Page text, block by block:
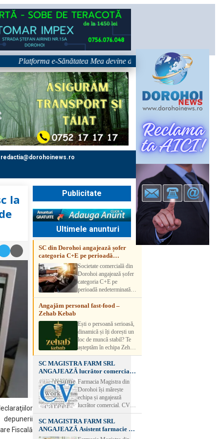
Platforma e-Sănătatea Mea devine disponibilă pe 1 septembrie:
redactia@dorohoinews.ro
la
Fiscală
Publicitate
Ultimele anunturi
SC din Dorohoi angajează șofer
categoria C+E pe perioadă
nedeterminatăSocietate comercială din
Dorohoi angajează șofer
categoria C+E pe
perioadă nedeterminată.
Candidatul trebuie să
aibă experiență și atestat
detalii, vă rog să sunați la
numărul de telefon.
Angajăm personal fast-food –
Zehab Kebab
Ești o persoană serioasă,
dinamică și îți dorești un
loc de muncă stabil? Te
așteptăm în echipa Zehab
Kebab! Posturi
disponibile: -
SHAORMAR AJUTOR
BUCATAR 2/posturi -
LUCRATOR
COMERCIAL
VANZATOR /2 posturi
muncă Program flexibil
Salariu motivant, în
funcție de experienț
SC MAGISTRA FARM SRL
ANGAJEAZĂ lucrător comercial –
DOROHOI
Farmacia Magistra din
Dorohoi își mărește
echipa și angajează
lucrător comercial. CV-
urile se pot depune: * la
sediul Farmaciei
Magistra – Bulevardul
Victoriei nr. 23, Dorohoi
SC MAGISTRA FARM SRL
ANGAJEAZĂ Asistent farmacie –
DOROHOI